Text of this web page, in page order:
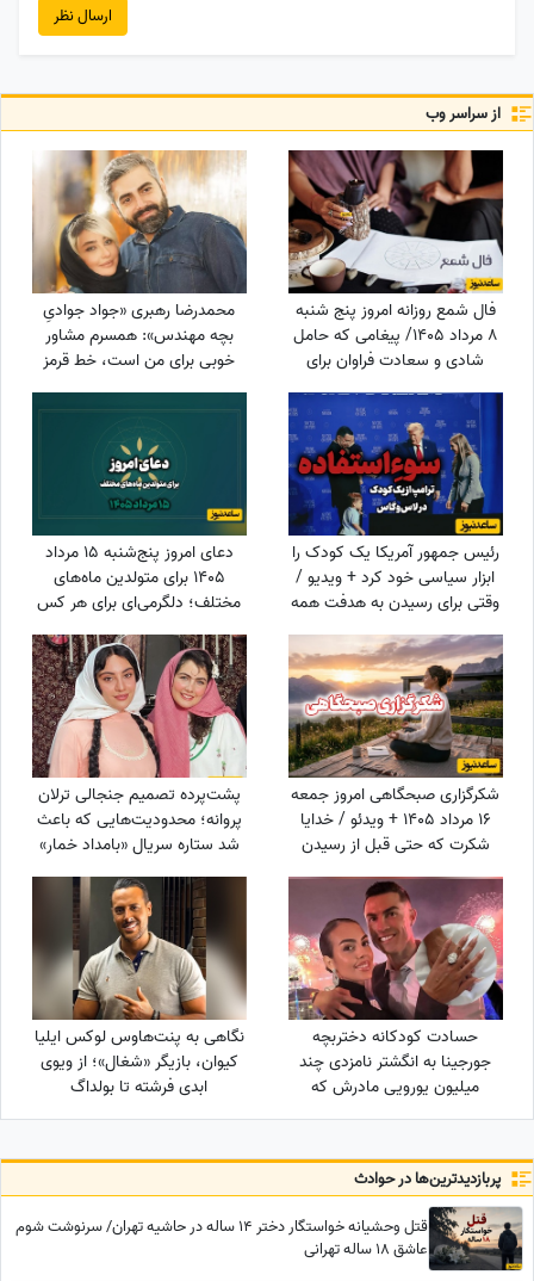
ارسال نظر
از سراسر وب
فال شمع روزانه امروز پنج شنبه
8 مرداد 1405/ پیغامی که حامل
شادی و سعادت فراوان برای
شماست ، به شما خواهد رسید
محمدرضا رهبری «جواد جوادیِ
بچه مهندس»: همسرم مشاور
خوبی برای من است، خط قرمز
من خانوادمه/عروسی خواهرم
دائم استرس داشتم که مبادا
فیلم یا عکسی از من گرفته شود
و بعدا برای من دردسر ایجاد کند!
رئیس جمهور آمریکا یک کودک را
ابزار سیاسی خود کرد + ویدیو /
وقتی برای رسیدن به هدفت همه
برات وسیله هستند!!!
دعای امروز پنج‌شنبه 15 مرداد
1405 برای متولدین ماه‌های
مختلف؛ دلگرمی‌ای برای هر کس
که در آرزوها و نیازهای زندگی
مانده است
شکرگزاری صبحگاهی امروز جمعه
16 مرداد 1405 + ویدئو / خدایا
شکرت که حتی قبل از رسیدن
آرزوهایم، آرامشِ ایمان به اجابت
را در دلم قرار دادی
پشت‌پرده تصمیم جنجالی ترلان
پروانه؛ محدودیت‌هایی که باعث
شد ستاره سریال «بامداد خمار»
دور رفیق‌بازی را خط بکشد!
حسادت کودکانه دختربچه
جورجینا به انگشتر نامزدی چند
میلیون یورویی مادرش که
رونالدو به او هدیه داده بود!
نگاهی به پنت‌هاوس لوکس ایلیا
کیوان، بازیگر «شغال»؛ از ویوی
ابدی فرشته تا بولداگ
دوست‌داشتنی و دکوراسیون
پربازدید‌ترین‌ها در حوادث
قتل وحشیانه خواستگار دختر 14 ساله در حاشیه تهران/ سرنوشت شوم
عاشق 18 ساله تهرانی